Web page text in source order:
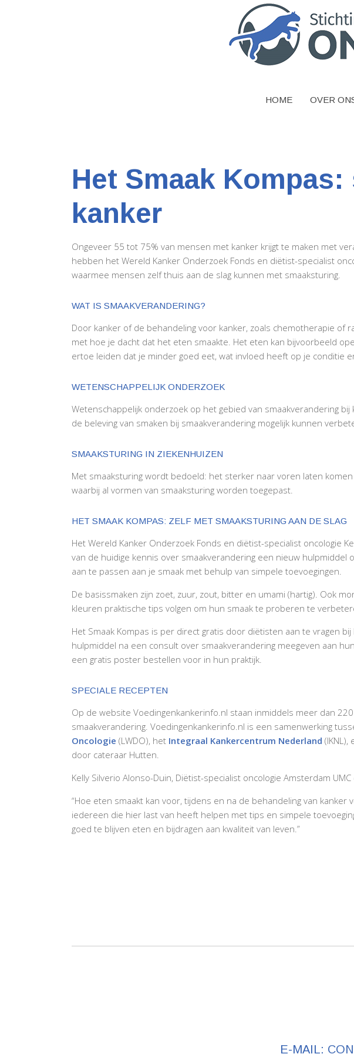
HOME OVER
Het Smaak
kanker
Ongeveer 55 tot 75% van mensen met kanker krijgt te maken met
hebben het Wereld Kanker Onderzoek Fonds en diëtist-specialist
waarmee mensen zelf thuis aan de slag kunnen met smaaksturing.
WAT IS SMAAKVERANDERING?
Door kanker of de behandeling voor kanker, zoals chemotherapie
met hoe je dacht dat het eten smaakte. Het eten kan bijvoorbeeld
ertoe leiden dat je minder goed eet, wat invloed heeft op je conditie
WETENSCHAPPELIJK ONDERZOEK
Wetenschappelijk onderzoek op het gebied van smaakverandering
de beleving van smaken bij smaakverandering mogelijk kunnen
SMAAKSTURING IN ZIEKENHUIZEN
Met smaaksturing wordt bedoeld: het sterker naar voren laten
waarbij al vormen van smaaksturing worden toegepast.
HET SMAAK KOMPAS: ZELF MET SMAAKSTURING AAN DE SLAG
Het Wereld Kanker Onderzoek Fonds en diëtist-specialist oncologie
van de huidige kennis over smaakverandering een nieuw
aan te passen aan je smaak met behulp van simpele toevoegingen.
De basissmaken zijn zoet, zuur, zout, bitter en umami (hartig). Ook
kleuren praktische tips volgen om hun smaak te proberen te
Het Smaak Kompas is per direct gratis door diëtisten aan te vragen
hulpmiddel na een consult over smaakverandering meegeven aan
een gratis poster bestellen voor in hun praktijk.
SPECIALE RECEPTEN
Op de website Voedingenkankerinfo.nl staan inmiddels meer dan
smaakverandering. Voedingenkankerinfo.nl is een samenwerking
Oncologie (LWDO), het Integraal Kankercentrum Nederland (IKNL),
door cateraar Hutten.
Kelly Silverio Alonso-Duin, Diëtist-specialist oncologie Amsterdam
“Hoe eten smaakt kan voor, tijdens en na de behandeling van
iedereen die hier last van heeft helpen met tips en simpele
goed te blijven eten en bijdragen aan kwaliteit van leven.”
E-MAIL: